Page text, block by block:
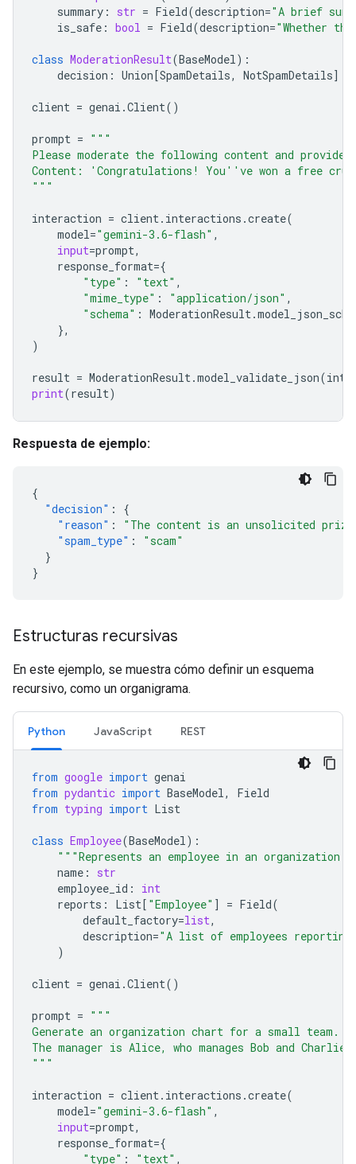
summary : str = Field(description="A brief
is_safe : bool = Field(description="Whether
class ModerationResult(BaseModel):
decision : Union[SpamDetails, NotSpamDetails]
client = genai .Client()
prompt = """
Please moderate the following content and provide
Content: 'Congratulations! You''ve won a free
"""
interaction = client. interactions .create(
model="gemini-3.6-flash" ,
input=prompt,
response_format={
"type" : "text" ,
"mime_type" : "application/json" ,
"schema" : ModerationResult.
},
)
result = ModerationResult.model_validate_json(
print(result)
Respuesta de ejemplo:
{
"decision" :
{
"reason" :
"The content is an unsolicited
"spam_type" :
"scam"
}
}
Estructuras recursivas
En este ejemplo, se muestra cómo definir un esquema
recursivo, como un organigrama.
Python JavaScript REST
from google import genai
from pydantic import BaseModel,
Field
from typing import List
class Employee(BaseModel):
"""Represents an employee in an
name :
str
employee_id :
int
reports : List[ "Employee" ] = Field(
default_factory=list,
description="A list of employees
)
client = genai .Client()
prompt = """
Generate an organization chart for a small team.
The manager is Alice, who manages Bob and Charlie.
"""
interaction = client. interactions .create(
model="gemini-3.6-flash" ,
input=prompt,
response_format={
"type" : "text" ,